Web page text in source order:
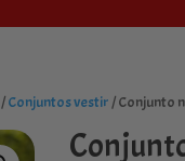
/Conjuntos vestir / Conjunto